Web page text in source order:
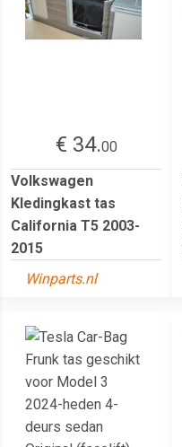
€ 34.00
Volkswagen
Kledingkast tas
California T5 2003-
2015
Winparts.nl